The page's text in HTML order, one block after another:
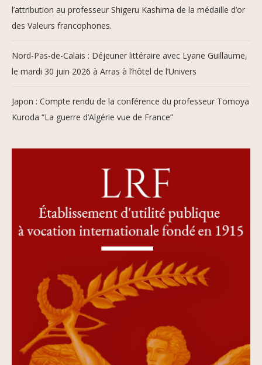
l’attribution au professeur Shigeru Kashima de la médaille d’or
des Valeurs francophones.
Nord-Pas-de-Calais : Déjeuner littéraire avec Lyane Guillaume,
le mardi 30 juin 2026 à Arras à l’hôtel de l’Univers
Japon : Compte rendu de la conférence du professeur Tomoya
Kuroda “La guerre d’Algérie vue de France”